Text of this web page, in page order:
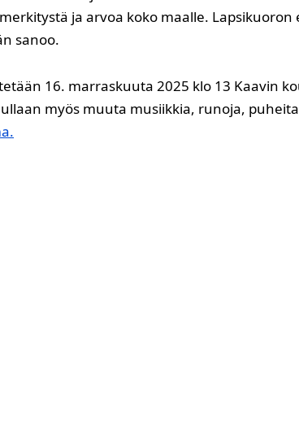
ja arvoa koko maalle. Lapsikuoron
sanoo.
16. marraskuuta 2025 klo 13 Kaavin
myös muuta musiikkia, runoja,